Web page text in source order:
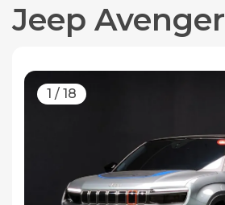
Jeep Avenger
1 / 18